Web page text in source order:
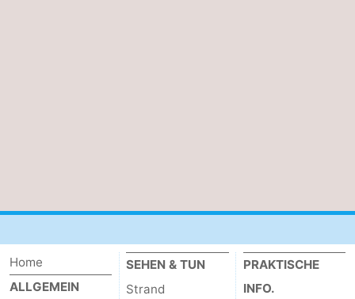
Reiten
-
Home
ALLGEMEIN
SEHEN & TUN
Strand
PRAKTISCHE
INFO.